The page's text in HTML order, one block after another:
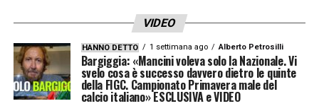
VIDEO
HANNO DETTO 1 settimana ago Alberto Petrosilli
Bargiggia: «Mancini voleva solo la Nazionale. Vi
svelo cosa è successo davvero dietro le quinte
della FIGC. Campionato Primavera male del
calcio italiano» ESCLUSIVA e VIDEO